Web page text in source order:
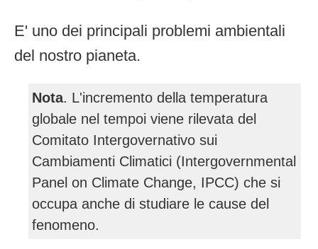
E' uno dei principali problemi ambientali
del nostro pianeta.
Nota. L'incremento della temperatura
globale nel tempoi viene rilevata del
Comitato Intergovernativo sui
Cambiamenti Climatici (Intergovernmental
Panel on Climate Change, IPCC) che si
occupa anche di studiare le cause del
fenomeno.